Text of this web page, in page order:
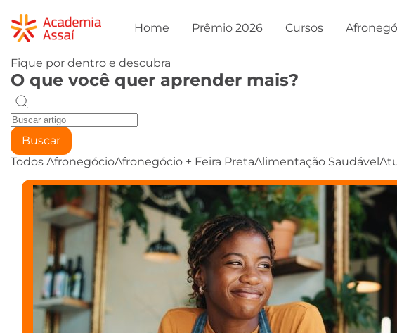
Home Prêmio 2026 Cursos
Fique por dentro e descubra
O que você quer aprender mais?
Buscar
Todos AfronegócioAfronegócio + Feira PretaAlimentação Saudável